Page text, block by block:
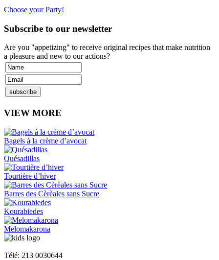
Choose your Party!
Subscribe to our newsletter
Are you "appetizing" to receive original recipes that make nutrition
a pleasure and new to our actions?
VIEW MORE
Bagels à la crème d’avocat
Quésadillas
Tourtière d’hiver
Barres des Cèrèales sans Sucre
Kourabiedes
Melomakarona
Télé: 213 0030644